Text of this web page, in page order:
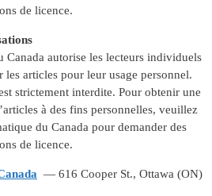
de licence.
Canada autorise les lecteurs individuels
articles pour leur usage personnel.
strictement interdite. Pour obtenir une
à des fins personnelles, veuillez
du Canada pour demander des
de licence.
— 616 Cooper St., Ottawa (ON)